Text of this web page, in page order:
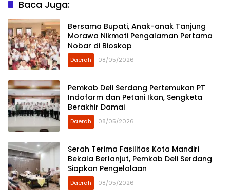
Baca Juga:
Bersama Bupati, Anak-anak Tanjung
Morawa Nikmati Pengalaman Pertama
Nobar di Bioskop
Daerah 08/05/2026
Pemkab Deli Serdang Pertemukan PT
Indofarm dan Petani Ikan, Sengketa
Berakhir Damai
Daerah 08/05/2026
Serah Terima Fasilitas Kota Mandiri
Bekala Berlanjut, Pemkab Deli Serdang
Siapkan Pengelolaan
Daerah 08/05/2026